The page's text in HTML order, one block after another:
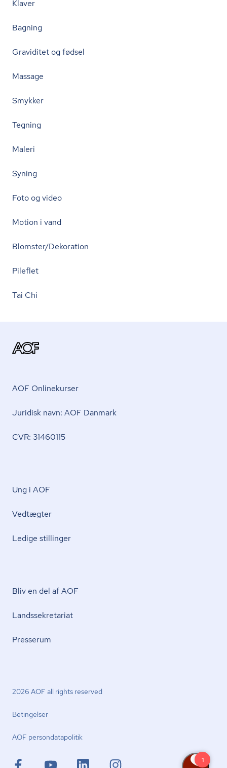
Klaver
Bagning
Graviditet og fødsel
Massage
Smykker
Tegning
Maleri
Syning
Foto og video
Motion i vand
Blomster/Dekoration
Pileflet
Tai Chi
AOF Onlinekurser
Juridisk navn: AOF Danmark
CVR: 31460115
Ung i AOF
Vedtægter
Ledige stillinger
Bliv en del af AOF
Lands­se­kre­ta­ri­at
Presserum
2026 AOF all rights reserved
Betingelser
AOF per­son­da­ta­po­li­tik